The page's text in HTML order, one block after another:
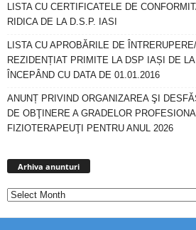
LISTA CU CERTIFICATELE DE
RIDICA DE LA D.S.P. IASI
LISTA CU APROBĂRILE DE
REZIDENȚIAT PRIMITE LA DSP IAȘI DE
ÎNCEPÂND CU DATA DE 01.01.2016
ANUNȚ PRIVIND ORGANIZAREA ŞI
DE OBŢINERE A GRADELOR
FIZIOTERAPEUŢI PENTRU ANUL 2026
Arhiva anunturi